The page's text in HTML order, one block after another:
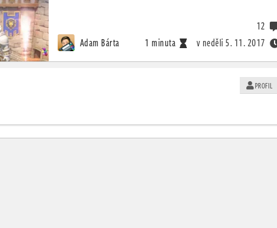
Adam Bárta 1 minuta v neděli 5. 11. 2017
12
PROFIL